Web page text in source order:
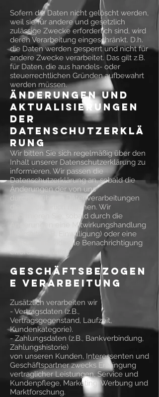
Sofern die Daten nicht gelöscht werden,
weil sie für andere und gesetzlich
zulässige Zwecke erforderlich sind, wird
deren Verarbeitung eingeschränkt. D.h.
die Daten werden gesperrt und nicht für
andere Zwecke verarbeitet. Das gilt z.B.
für Daten, die aus handels- oder
steuerrechtlichen Gründen aufbewahrt
werden müssen.
Änderungen und
Aktualisierungen
der
Datenschutzerklä
rung
Wir bitten Sie sich regelmäßig über den
Inhalt unserer Datenschutzerklärung zu
informieren. Wir passen die
Datenschutzerklärung an, sobald die
Änderungen der von uns
durchgeführten Datenverarbeitungen
dies erforderlich machen. Wir
informieren Sie, sobald durch die
Änderungen eine Mitwirkungshandlung
Ihrerseits (z.B. Einwilligung) oder eine
sonstige individuelle Benachrichtigung
erforderlich wird.
Geschäftsbezogen
e Verarbeitung
Zusätzlich verarbeiten wir
- Vertragsdaten (z.B.,
Vertragsgegenstand, Laufzeit,
Kundenkategorie).
- Zahlungsdaten (z.B., Bankverbindung,
Zahlungshistorie)
von unseren Kunden, Interessenten und
Geschäftspartner zwecks Erbringung
vertraglicher Leistungen, Service und
Kundenpflege, Marketing, Werbung und
Marktforschung.